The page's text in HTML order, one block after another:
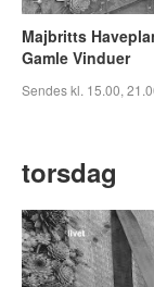
Majbritts
Gamle Vinduer
Sendes kl. 15.00,
torsdag